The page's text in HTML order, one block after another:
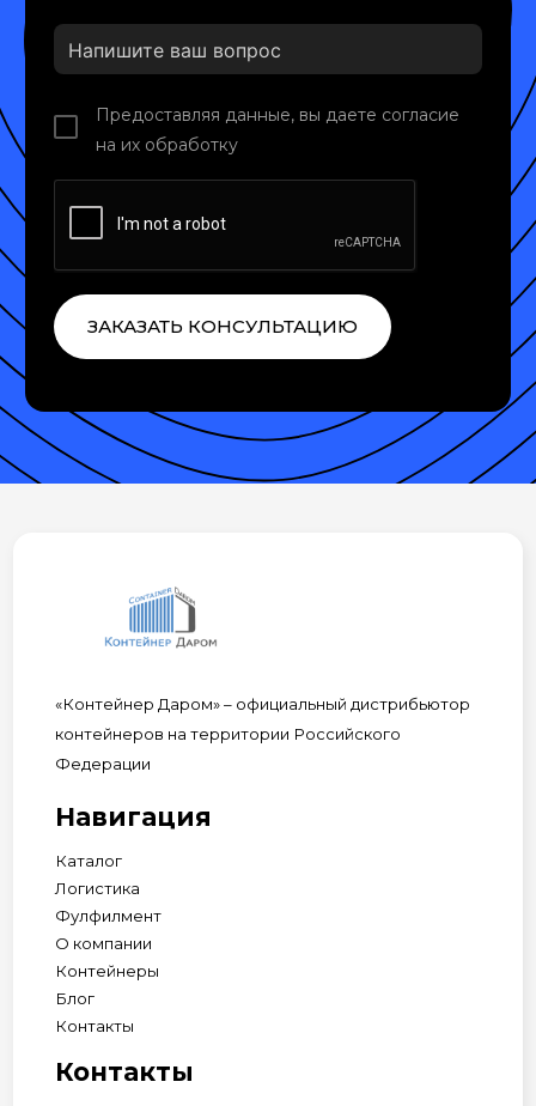
Предоставляя данные, вы даете согласие
на их обработку
ЗАКАЗАТЬ КОНСУЛЬТАЦИЮ
«Контейнер Даром» – официальный дистрибьютор
контейнеров на территории Российского
Федерации
Навигация
Каталог
Логистика
Фулфилмент
О компании
Контейнеры
Блог
Контакты
Контакты